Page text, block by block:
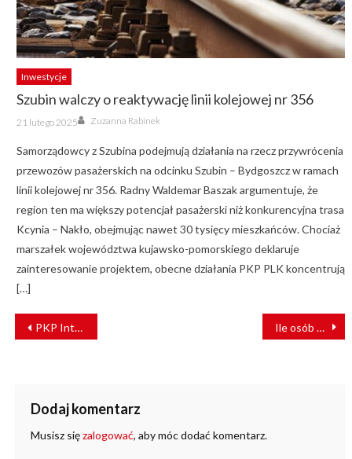
Inwestycje
Szubin walczy o reaktywację linii kolejowej nr 356
Posted
on
21 lutego 2025 Author
Zuzanna Rabinek
Samorządowcy z Szubina podejmują działania na rzecz przywrócenia
przewozów pasażerskich na odcinku Szubin – Bydgoszcz w ramach
linii kolejowej nr 356. Radny Waldemar Baszak argumentuje, że
region ten ma większy potencjał pasażerski niż konkurencyjna trasa
Kcynia – Nakło, obejmując nawet 30 tysięcy mieszkańców. Chociaż
marszałek województwa kujawsko-pomorskiego deklaruje
zainteresowanie projektem, obecne działania PKP PLK koncentrują
[…]
NAWIGACJA
WPISU
PKP Intercity chce kupić 46 elektrycznych lokomotyw Ile osób pracuje w sektorze kolejowym?
Dodaj komentarz
Musisz sięzalogować, aby móc dodać komentarz.